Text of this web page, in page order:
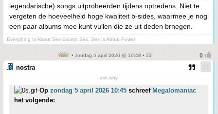
legendarische) songs uitprobeerden tijdens optredens. Niet te
vergeten de hoeveelheid hoge kwaliteit b-sides, waarmee je nog
een paar albums mee kunt vullen die ze uit deden brnegen.
Everything Is About Sex Except Sex. Sex Is About Power
• zondag 5 april 2026 @ 10:48 • 23
nostra
ask why
Op zondag 5 april 2026 10:45 schreef Megalomaniac
het volgende: